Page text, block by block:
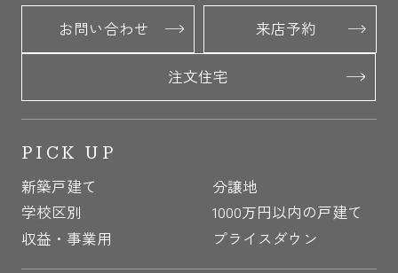
お問い合わせ 来店予約
注文住宅
PICK UP
新築戸建て
分譲地
学校区別
1000万円以内の戸建て
収益・事業用
プライスダウン